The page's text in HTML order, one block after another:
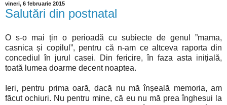
vineri, 6 februarie 2015
Salutări din postnatal
O s-o mai țin o perioadă cu subiecte de genul ”mama,
casnica și copilul”, pentru că n-am ce altceva raporta din
concediul în jurul casei. Din fericire, în faza asta inițială,
toată lumea doarme decent noaptea.
Ieri, pentru prima oară, dacă nu mă înșeală memoria, am
făcut ochiuri. Nu pentru mine, că eu nu mă prea înghesui la